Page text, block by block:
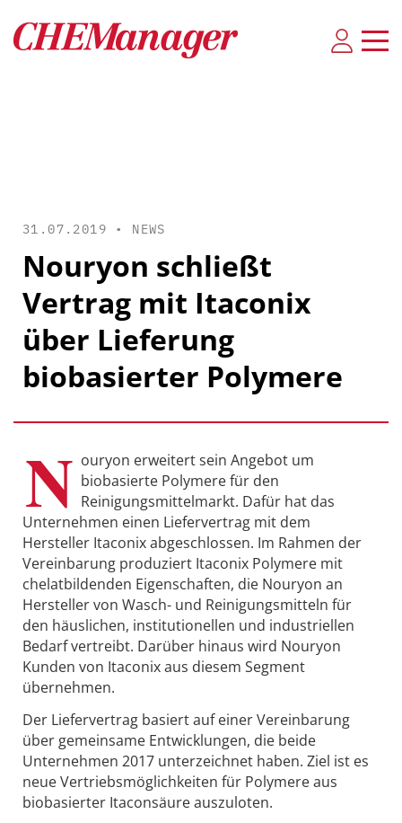
31.07.2019 • NEWS
Nouryon schließt
Vertrag mit Itaconix
über Lieferung
biobasierter Polymere
N ouryon erweitert sein Angebot um
biobasierte Polymere für den
Reinigungsmittelmarkt. Dafür hat das
Unternehmen einen Liefervertrag mit dem
Hersteller Itaconix abgeschlossen. Im Rahmen der
Vereinbarung produziert Itaconix Polymere mit
chelatbildenden Eigenschaften, die Nouryon an
Hersteller von Wasch- und Reinigungsmitteln für
den häuslichen, institutionellen und industriellen
Bedarf vertreibt. Darüber hinaus wird Nouryon
Kunden von Itaconix aus diesem Segment
übernehmen.
Der Liefervertrag basiert auf einer Vereinbarung
über gemeinsame Entwicklungen, die beide
Unternehmen 2017 unterzeichnet haben. Ziel ist es
neue Vertriebsmöglichkeiten für Polymere aus
biobasierter Itaconsäure auszuloten.